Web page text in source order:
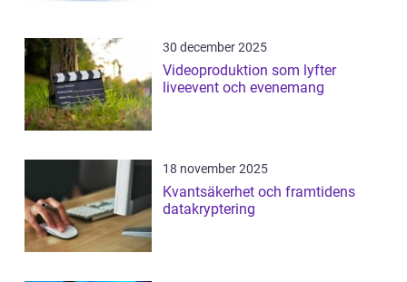
30 december 2025
Videoproduktion som lyfter
liveevent och evenemang
18 november 2025
Kvantsäkerhet och framtidens
datakryptering